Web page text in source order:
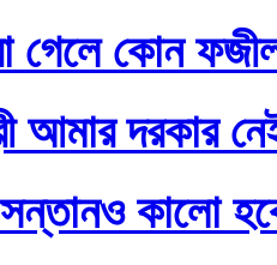
গেলে কোন
আমার দরকার
কালো